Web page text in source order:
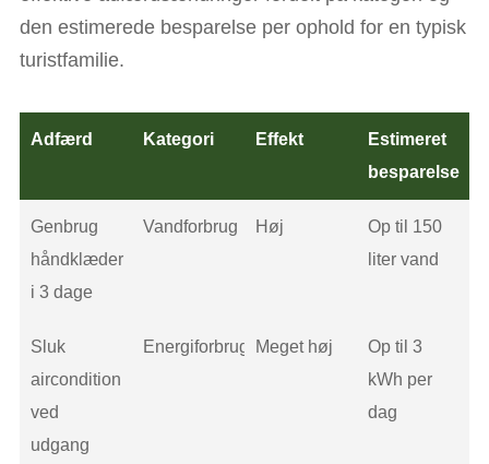
den estimerede besparelse per ophold for en typisk
turistfamilie.
Adfærd Kategori Effekt
Estimeret
besparelse
Genbrug
håndklæder
i 3 dage
Vandforbrug Høj
Op til 150
liter vand
Sluk
aircondition
ved
udgang
Energiforbrug Meget høj
Op til 3
kWh per
dag